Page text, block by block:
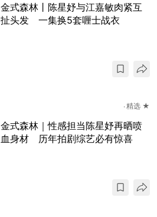
金式森林丨陈星妤与江嘉敏肉紧互
扯头发 一集换5套喱士战衣
精选 ★
金式森林｜性感担当陈星妤再晒喷
血身材 历年拍剧综艺必有惊喜